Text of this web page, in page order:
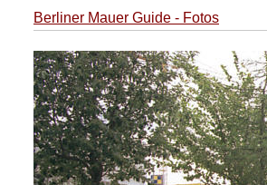
Berliner Mauer Guide - Fotos